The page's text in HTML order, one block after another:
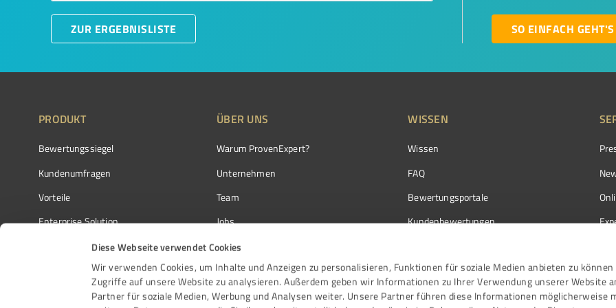
Diese Webseite verwendet Cookies
Wir verwenden Cookies, um Inhalte und Anzeigen zu personalisieren, Funktionen für soziale Medien anbieten zu können
Zugriffe auf unsere Website zu analysieren. Außerdem geben wir Informationen zu Ihrer Verwendung unserer Website
Partner für soziale Medien, Werbung und Analysen weiter. Unsere Partner führen diese Informationen möglicherweise
ZUR ERGEBNISLISTE SO EINFACH GEHT'S
PRODUKT
Bewertungssiegel
Kundenumfragen
Vorteile
Enterprise Solution
Partnerprogramm
Auszeichnungen
ÜBER UNS
Warum ProvenExpert?
Unternehmen
Team
Jobs
Kundenstimmen
Kontakt
WISSEN
Wissen
FAQ
Bewertungsportale
Kundenbewertungen
Bewertungs­richtlinien
Events